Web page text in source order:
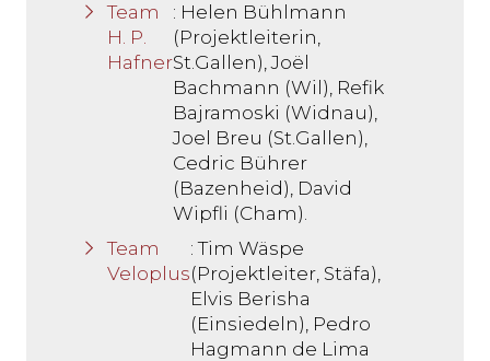
Team
H. P.
Hafner
: Helen Bühlmann
(Projektleiterin,
St.Gallen), Joël
Bachmann (Wil), Refik
Bajramoski (Widnau),
Joel Breu (St.Gallen),
Cedric Bührer
(Bazenheid), David
Wipfli (Cham).
Team
Veloplus
: Tim Wäspe
(Projektleiter, Stäfa),
Elvis Berisha
(Einsiedeln), Pedro
Hagmann de Lima